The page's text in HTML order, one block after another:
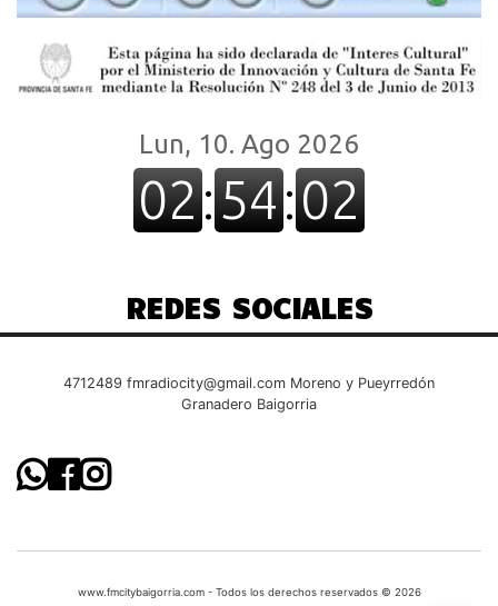
REDES SOCIALES
4712489 fmradiocity@gmail.com Moreno y Pueyrredón
Granadero Baigorria
www.fmcitybaigorria.com - Todos los derechos reservados © 2026